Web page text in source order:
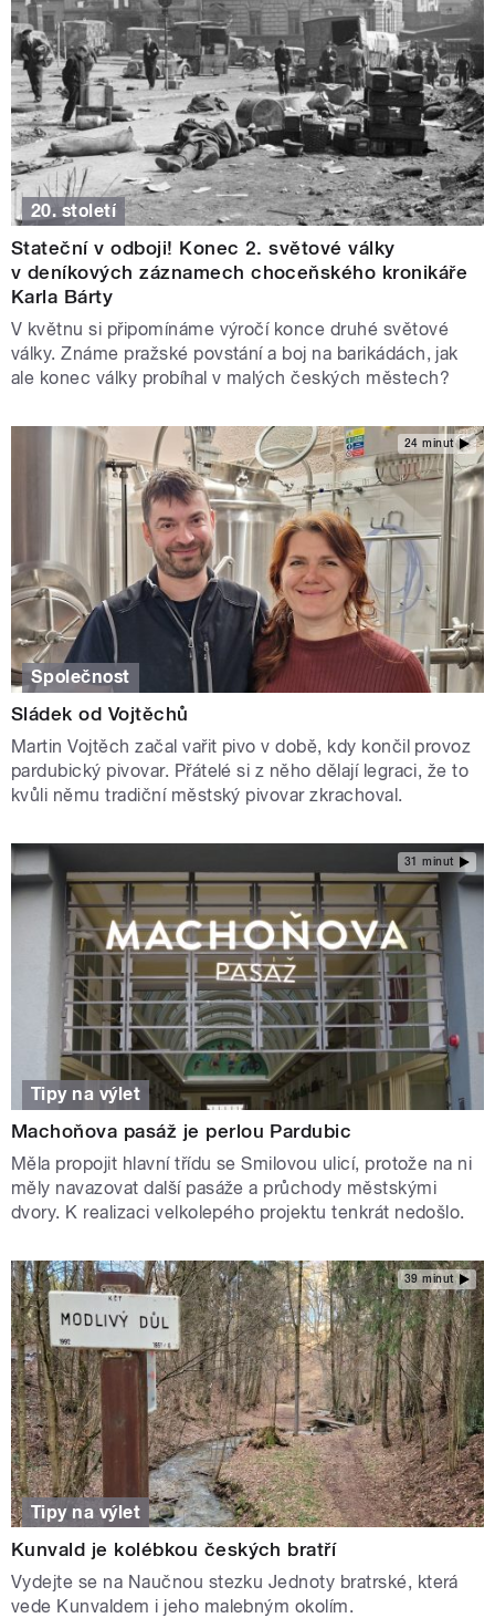
20. století
Stateční v odboji! Konec 2. světové války
v deníkových záznamech choceňského kronikáře
Karla Bárty
V květnu si připomínáme výročí konce druhé světové
války. Známe pražské povstání a boj na barikádách, jak
ale konec války probíhal v malých českých městech?
24 minut
Společnost
Sládek od Vojtěchů
Martin Vojtěch začal vařit pivo v době, kdy končil provoz
pardubický pivovar. Přátelé si z něho dělají legraci, že to
kvůli němu tradiční městský pivovar zkrachoval.
31 minut
Tipy na výlet
Machoňova pasáž je perlou Pardubic
Měla propojit hlavní třídu se Smilovou ulicí, protože na ni
měly navazovat další pasáže a průchody městskými
dvory. K realizaci velkolepého projektu tenkrát nedošlo.
39 minut
Tipy na výlet
Kunvald je kolébkou českých bratří
Vydejte se na Naučnou stezku Jednoty bratrské, která
vede Kunvaldem i jeho malebným okolím.